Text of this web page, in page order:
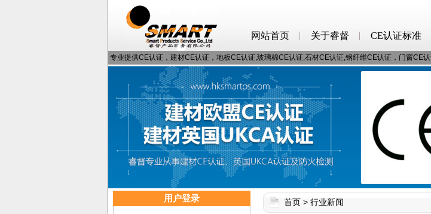
网站首页 关于睿督 CE认证标准
专业提供CE认证，建材CE认证，地板CE认证,玻璃棉CE认证,石材CE认证,钢纤维CE认证，门窗CE
用户登录 首页> 行业新闻